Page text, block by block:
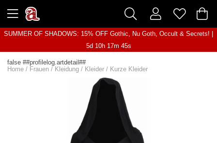
SUMMER OF SHADOWS: 15% OFF Gothic, Nu Goth, Occult & Secrets! |
5d 10h 17m 44s
false ##profilelog.artdetail##
Home / Frauen / Kleidung / Kleider / Kurze Kleider